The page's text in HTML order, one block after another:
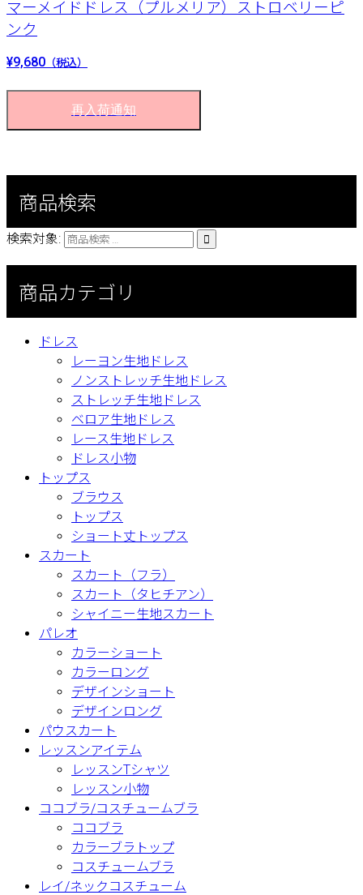
マーメイドドレス（プルメリア）ストロベリーピ
ンク
¥9,680 （税込）
再入荷通知
商品検索
検索対象: 
商品カテゴリ
ドレス
レーヨン生地ドレス
ノンストレッチ生地ドレス
ストレッチ生地ドレス
ベロア生地ドレス
レース生地ドレス
ドレス小物
トップス
ブラウス
トップス
ショート丈トップス
スカート
スカート（フラ）
スカート（タヒチアン）
シャイニー生地スカート
パレオ
カラーショート
カラーロング
デザインショート
デザインロング
パウスカート
レッスンアイテム
レッスンTシャツ
レッスン小物
ココブラ/コスチュームブラ
ココブラ
カラーブラトップ
コスチュームブラ
レイ/ネックコスチューム